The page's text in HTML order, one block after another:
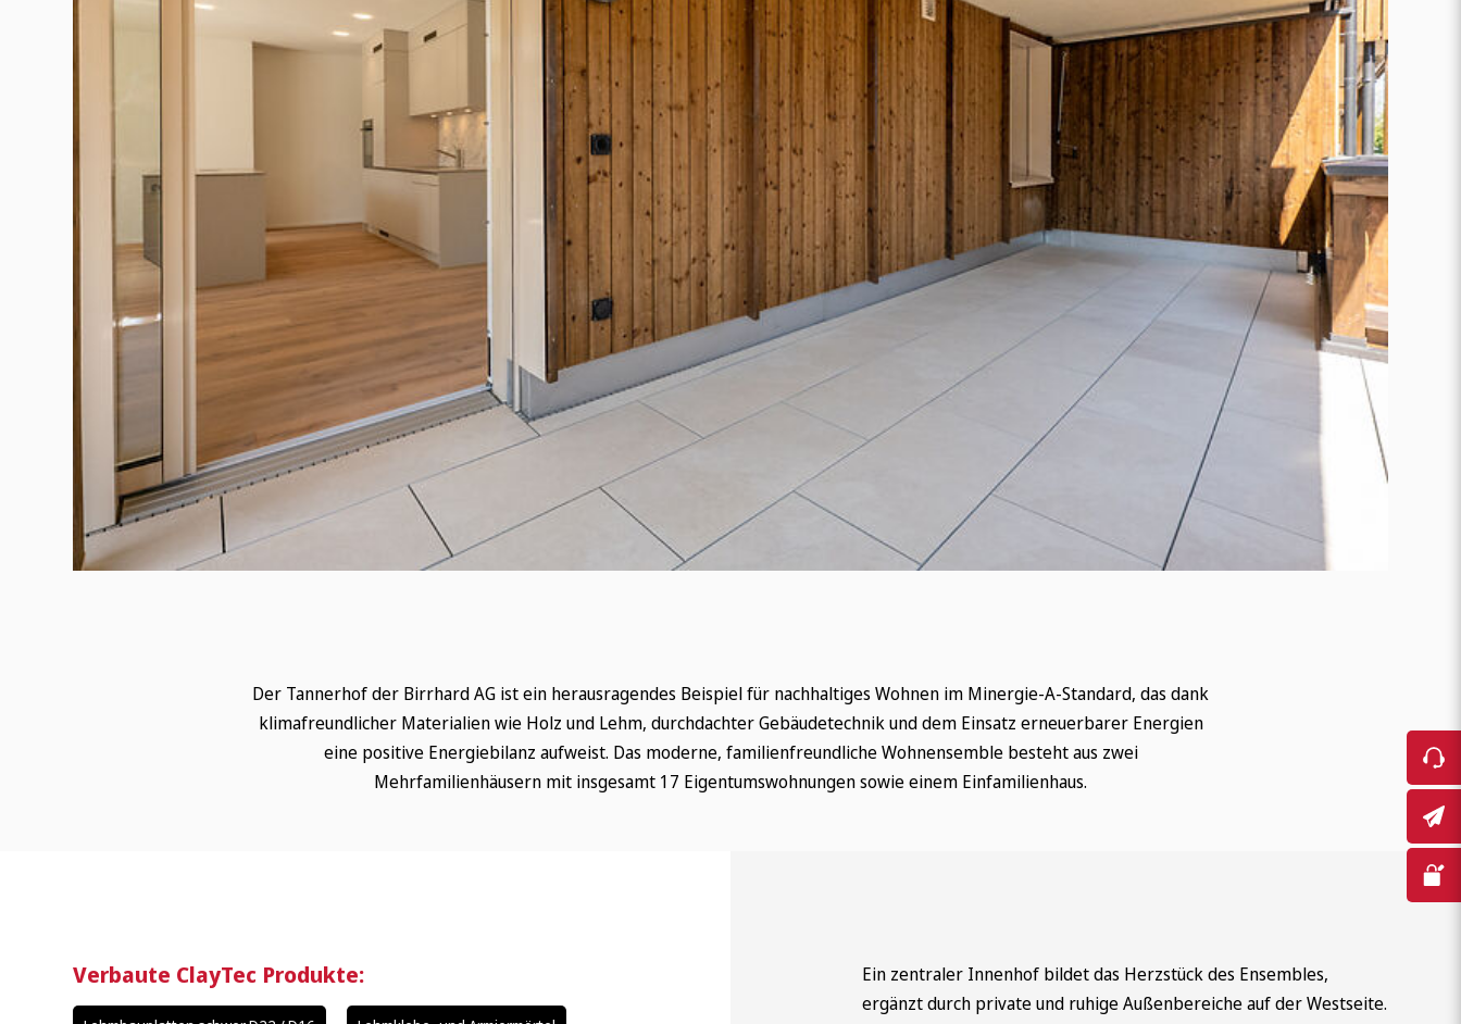
JapankellenLV-Texte Lehm-Trockenbau
Karriere
Der Tannerhof der Birrhard AG ist ein herausragendes Beispiel für nachhaltiges Wohnen im Minergie-A-Standard, das dank
klimafreundlicher Materialien wie Holz und Lehm, durchdachter Gebäudetechnik und dem Einsatz erneuerbarer Energien
eine positive Energiebilanz aufweist. Das moderne, familienfreundliche Wohnensemble besteht aus zwei
Mehrfamilienhäusern mit insgesamt 17 Eigentumswohnungen sowie einem Einfamilienhaus.
Verbaute ClayTec Produkte:
Ein zentraler Innenhof bildet das Herzstück des Ensembles,
ergänzt durch private und ruhige Außenbereiche auf der Westseite.